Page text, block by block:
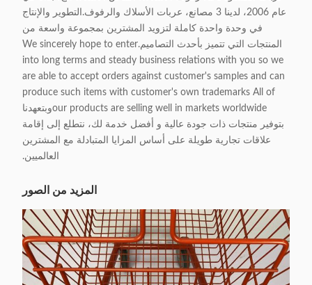
عام 2006، لدينا 3 مصانع، عربات الأسلاك والرفوف.التطوير والإنتاج
في وحدة واحدة كاملة لتزويد المشترين بمجموعة واسعة من
المنتجات التي تتميز بأحدث التصاميم.We sincerely hope to enter
into long terms and steady business relations with you so we
are able to accept orders against customer's samples and can
produce such items with customer's own trademarks All of
our products are selling well in markets worldwideوبتعهدنا
بتوفير منتجات ذات جودة عالية و أفضل خدمة لك، نتطلع إلى إقامة
علاقات تجارية طويلة على أساس المزايا المتبادلة مع المشترين
العالميين.
المزيد من الصور